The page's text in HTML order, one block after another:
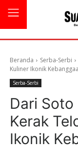
Beranda Serba-Serbi
Kuliner Ikonik
Serba-Serbi
Dari
Kerak
Ikonik